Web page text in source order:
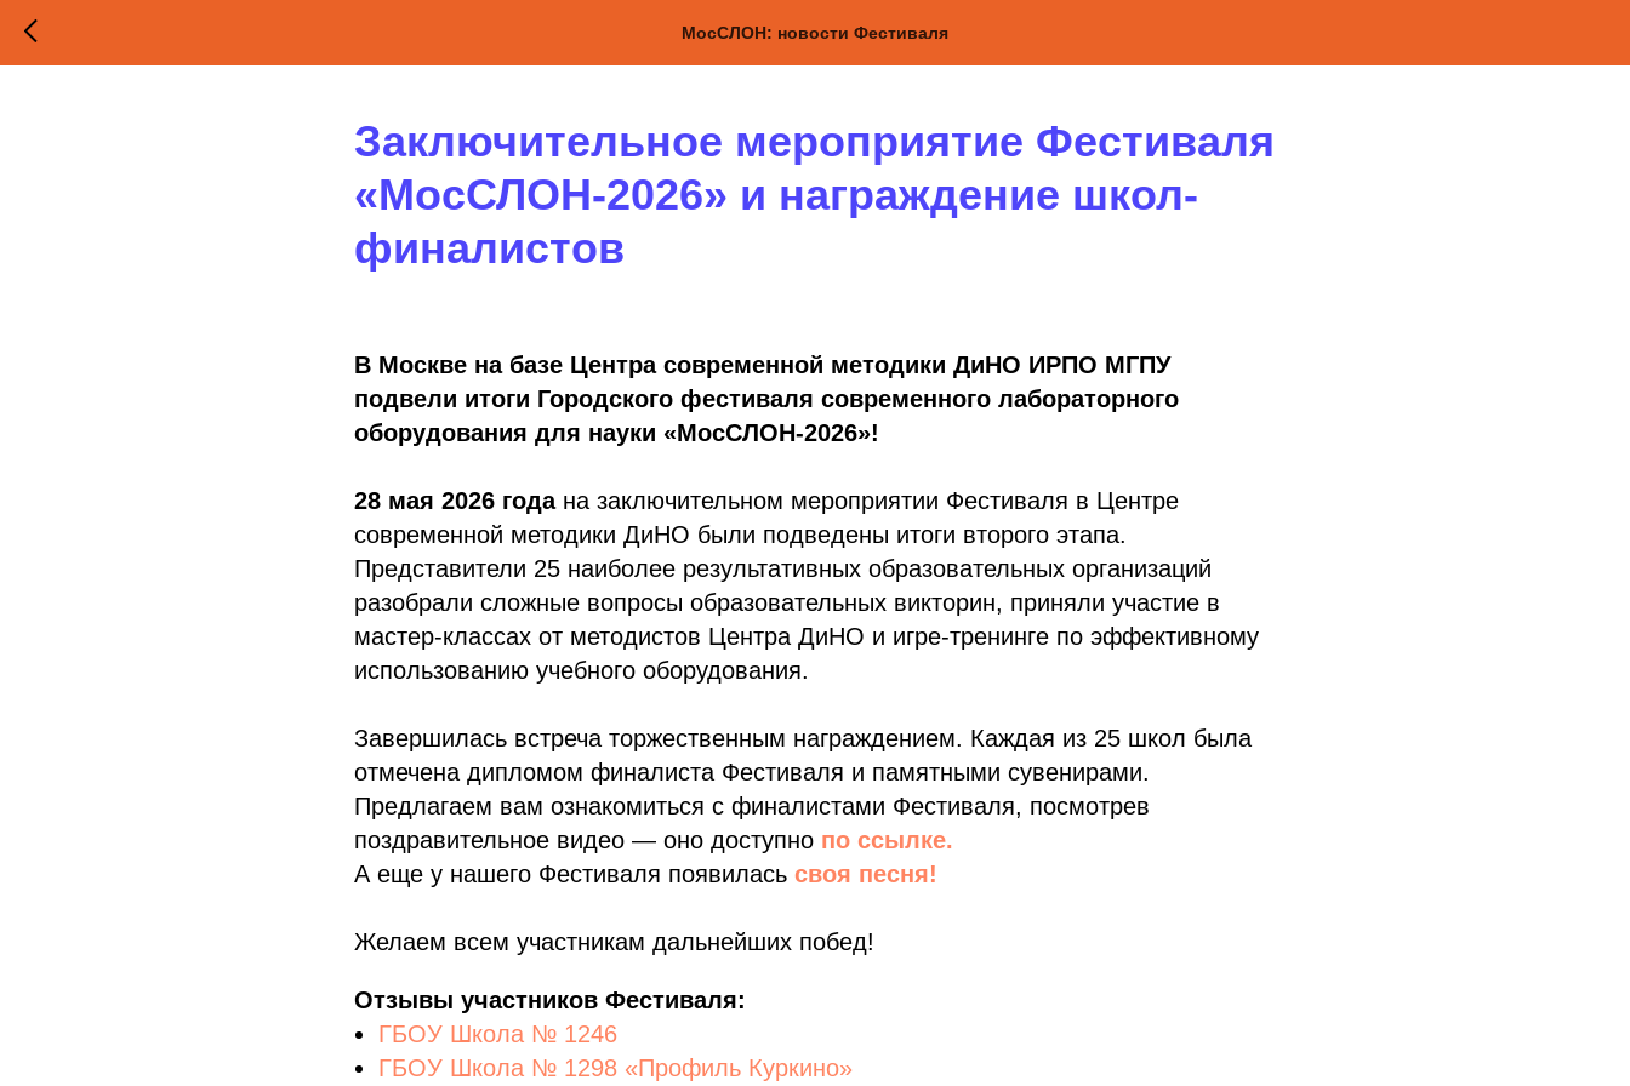
МосСЛОН: новости Фестиваля
Заключительное мероприятие Фестиваля
«МосСЛОН-2026» и награждение школ-
финалистов
В Москве на базе Центра современной методики ДиНО ИРПО МГПУ
подвели итоги Городского фестиваля современного лабораторного
оборудования для науки «МосСЛОН-2026»!
28 мая 2026 года на заключительном мероприятии Фестиваля в Центре
современной методики ДиНО были подведены итоги второго этапа.
Представители 25 наиболее результативных образовательных организаций
разобрали сложные вопросы образовательных викторин, приняли участие в
мастер-классах от методистов Центра ДиНО и игре-тренинге по эффективному
использованию учебного оборудования.
Завершилась встреча торжественным награждением. Каждая из 25 школ была
отмечена дипломом финалиста Фестиваля и памятными сувенирами.
Предлагаем вам ознакомиться с финалистами Фестиваля, посмотрев
поздравительное видео — оно доступно по ссылке.
А еще у нашего Фестиваля появилась своя песня!
Желаем всем участникам дальнейших побед!
Отзывы участников Фестиваля:
ГБОУ Школа № 1246
ГБОУ Школа № 1298 «Профиль Куркино»